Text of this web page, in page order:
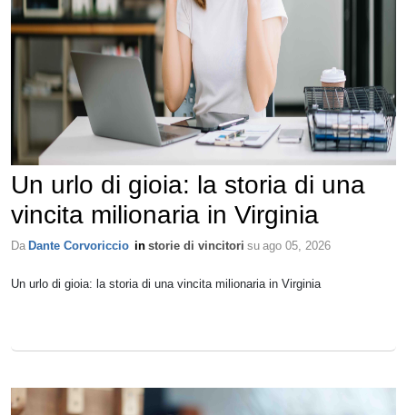
Un urlo di gioia: la storia di una
vincita milionaria in Virginia
Da Dante Corvoriccio in storie di vincitori su ago 05, 2026
Un urlo di gioia: la storia di una vincita milionaria in Virginia